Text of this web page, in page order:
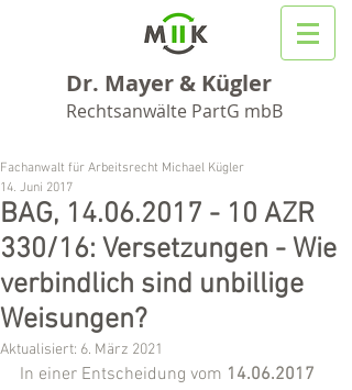
Dr. Mayer & Kügler
Rechtsanwälte PartG mbB
BAG, 14.06.2017 - 10 AZR
330/16: Versetzungen - Wie
verbindlich sind unbillige
Weisungen?
Fachanwalt für Arbeitsrecht Michael Kügler
14. Juni 2017
Aktualisiert: 6. März 2021
In einer Entscheidung vom 14.06.2017